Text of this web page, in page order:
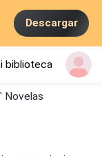
Descargar
biblioteca
Novelas